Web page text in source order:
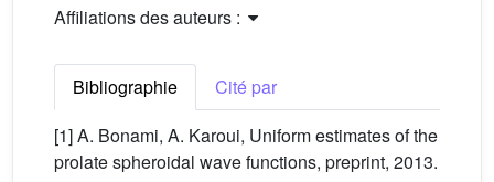
Affiliations des auteurs :
Bibliographie
Cité par
[1] A. Bonami, A. Karoui, Uniform estimates of the
prolate spheroidal wave functions, preprint, 2013.